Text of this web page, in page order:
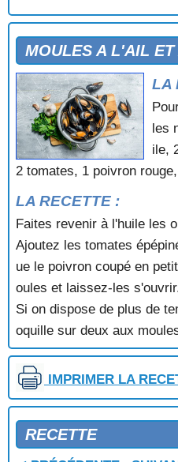
MOULES AU VIN BLANC
MOULES AUX AMANDES
MOULES AUX HERBES
MOULES AUX POIREAUX
MOULES EN SALADE
MOULES FARCIES A LA
MOULES FARCIES AU
MOULES FARCIES AUX
MOULES GRATINEES A
MOULES GRATINEES AU
MOULES GRILLEES AU
MOULES MARINIERES
MOULES REMOULADE
MOULES SAUCE
MOULES SCABETCH
MOULES TARTARE
MOUSSELINE DE
NOUILLES AUX FRUITS DE
PALOURDES A LA CREME
PALOURDES A LA
PALOURDES AUX
MOULES A L'AIL
LA
les
ile,
2 tomates, 1 poivron
LA RECETTE :
Faites revenir à l'huile les
Ajoutez les tomates
ue le poivron coupé en
oules et laissez-les
Si on dispose de plus de
oquille sur deux aux
IMPRIMER LA
RECETTE